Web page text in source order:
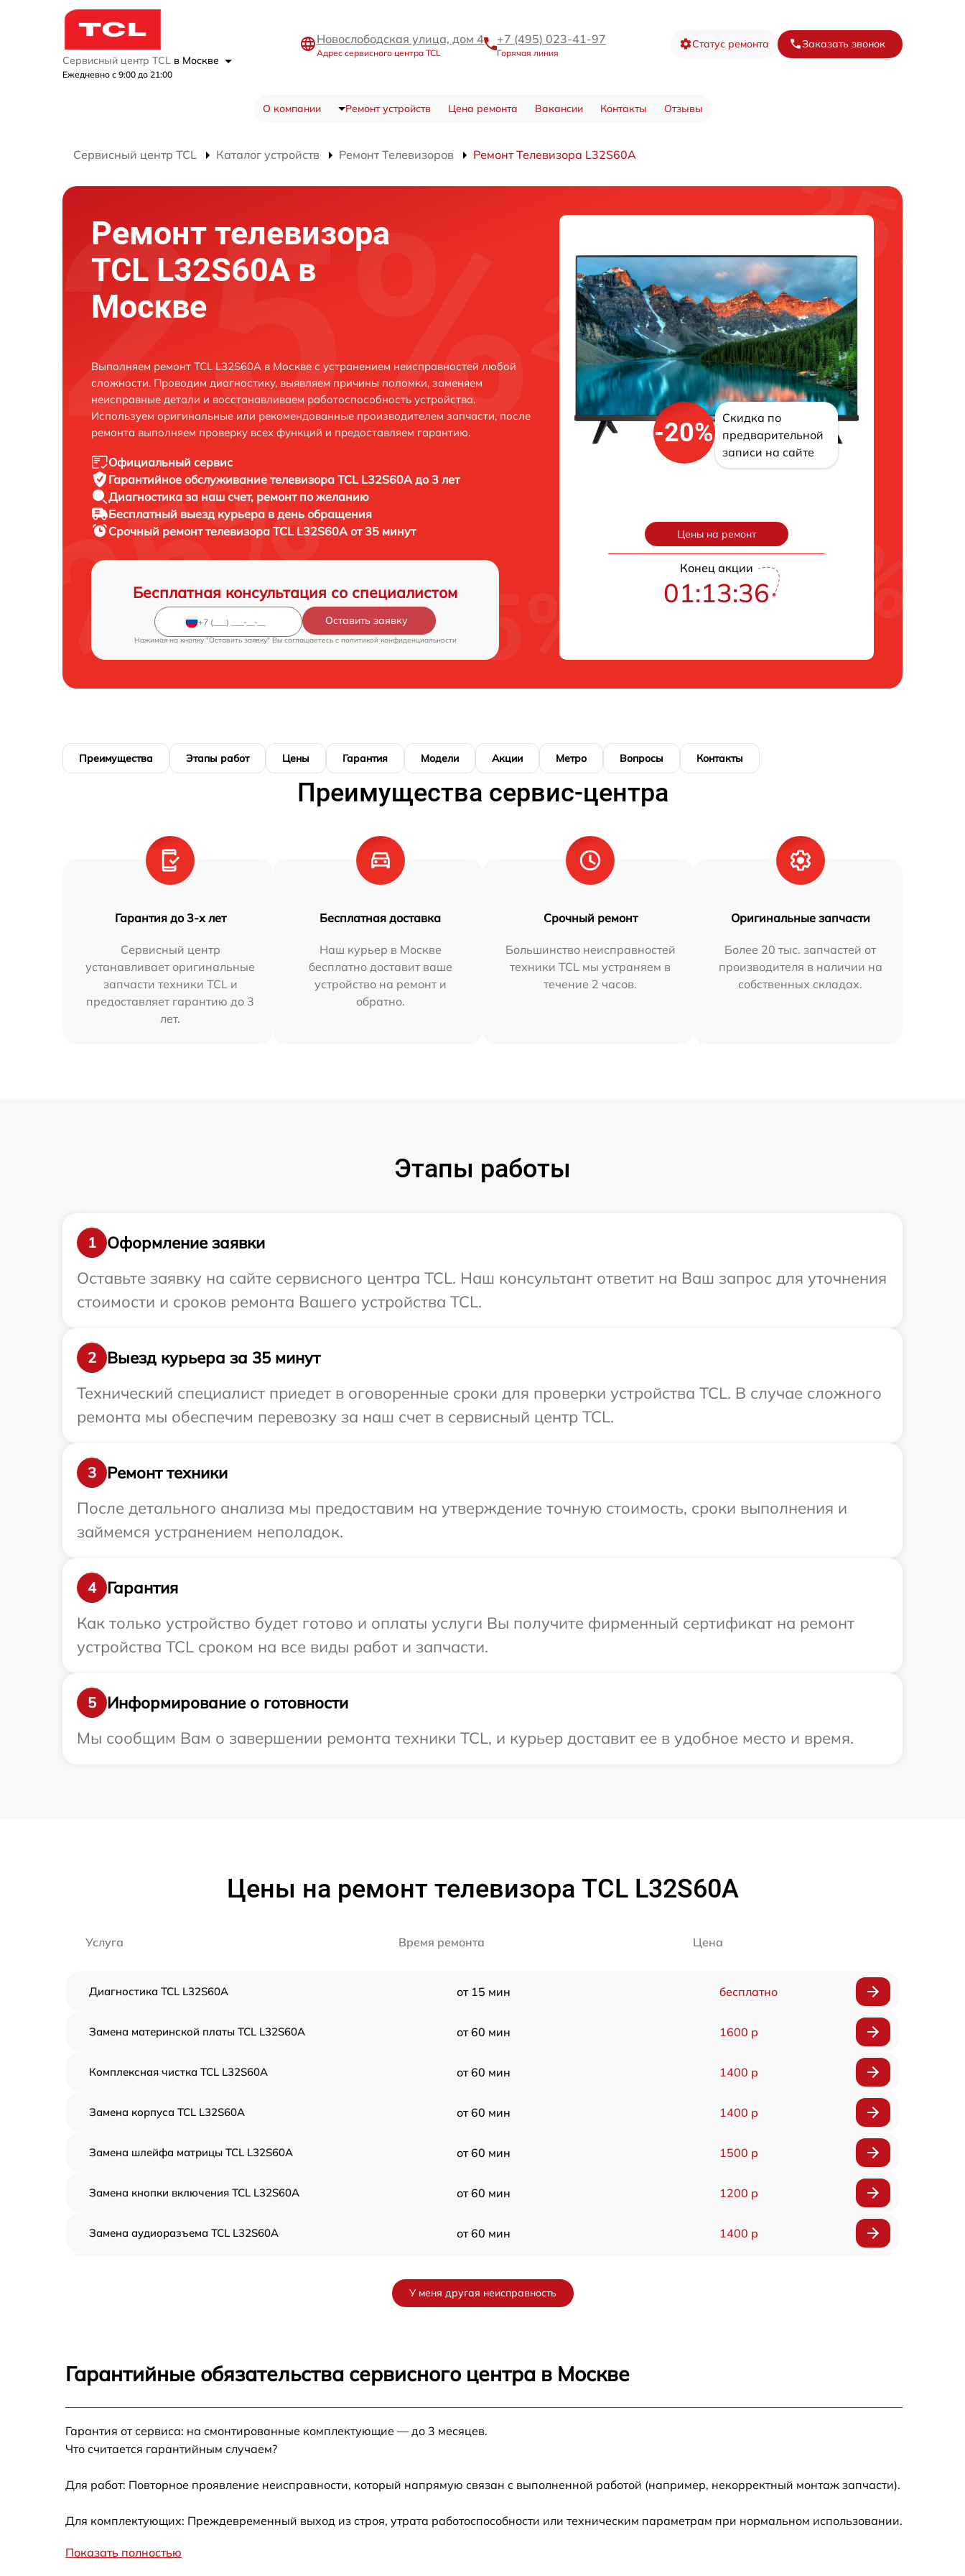
Сервисный центр TCL в Москве
Ежедневно с 9:00 до 21:00
Новослободская улица, дом 4
Адрес сервисного центра TCL
+7 (495) 023-41-97
Горячая линия
Статус ремонта Заказать звонок
О компании Ремонт устройств Цена ремонта Вакансии Контакты Отзывы
Сервисный центр TCL Каталог устройств Ремонт Телевизоров Ремонт Телевизора L32S60A
Ремонт телевизора
TCL L32S60A в
Москве
Выполняем ремонт TCL L32S60A в Москве с устранением неисправностей любой
сложности. Проводим диагностику, выявляем причины поломки, заменяем
неисправные детали и восстанавливаем работоспособность устройства.
Используем оригинальные или рекомендованные производителем запчасти, после
ремонта выполняем проверку всех функций и предоставляем гарантию.
Официальный сервис
Гарантийное обслуживание телевизора TCL L32S60A до 3 лет
Диагностика за наш счет, ремонт по желанию
Бесплатный выезд курьера в день обращения
Срочный ремонттелевизора TCL L32S60A от 35 минут
Бесплатная консультация со специалистом
Оставить заявку
Нажимая на кнопку "Оставить заявку" Вы соглашаетесь c политикой конфиденциальности
-20%
Скидка по
предварительной
записи на сайте
Цены на ремонт
Конец акции
01:13:35
Преимущества Этапы работ Цены Гарантия Модели Акции Метро Вопросы Контакты
Преимущества сервис-центра
Гарантия до 3-х лет
Сервисный центр
устанавливает оригинальные
запчасти техники TCL и
предоставляет гарантию до 3
лет.
Бесплатная доставка
Наш курьер в Москве
бесплатно доставит ваше
устройство на ремонт и
обратно.
Срочный ремонт
Большинство неисправностей
техники TCL мы устраняем в
течение 2 часов.
Оригинальные запчасти
Более 20 тыс. запчастей от
производителя в наличии на
собственных складах.
Этапы работы
1
Оформление заявки
Оставьте заявку на сайте сервисного центра TCL. Наш консультант ответит на Ваш запрос для уточнения
стоимости и сроков ремонта Вашего устройства TCL.
2
Выезд курьера за 35 минут
Технический специалист приедет в оговоренные сроки для проверки устройства TCL. В случае сложного
ремонта мы обеспечим перевозку за наш счет в сервисный центр TCL.
3
Ремонт техники
После детального анализа мы предоставим на утверждение точную стоимость, сроки выполнения и
займемся устранением неполадок.
4
Гарантия
Как только устройство будет готово и оплаты услуги Вы получите фирменный сертификат на ремонт
устройства TCL сроком на все виды работ и запчасти.
5
Информирование о готовности
Мы сообщим Вам о завершении ремонта техники TCL, и курьер доставит ее в удобное место и время.
Цены на ремонт телевизора TCL L32S60A
Услуга Время ремонта Цена
Диагностика TCL L32S60A от 15 мин бесплатно
Замена материнской платы TCL L32S60A от 60 мин 1600 р
Комплексная чистка TCL L32S60A от 60 мин 1400 р
Замена корпуса TCL L32S60A от 60 мин 1400 р
Замена шлейфа матрицы TCL L32S60A от 60 мин 1500 р
Замена кнопки включения TCL L32S60A от 60 мин 1200 р
Замена аудиоразъема TCL L32S60A от 60 мин 1400 р
Прошивка блока управления TCL L32S60A от 60 мин
Замена контроллера TCL L32S60A от 60 мин 1300 р
Ремонт блока управления TCL L32S60A
У меня другая неисправность
Гарантийные обязательства сервисного центра в Москве
Гарантия от сервиса: на смонтированные комплектующие — до 3 месяцев.
Что считается гарантийным случаем?
Для работ: Повторное проявление неисправности, который напрямую связан с выполненной работой (например, некорректный монтаж запчасти).
Для комплектующих: Преждевременный выход из строя, утрата работоспособности или техническим параметрам при нормальном использовании.
Показать полностью